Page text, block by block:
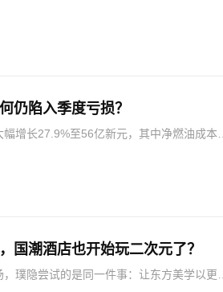
仍陷入季度亏损？
增长27.9%至56亿新元，其中净燃油成本同
国潮酒店也开始玩二次元了？
璞隐尝试的是同一件事：让东方美学以更轻